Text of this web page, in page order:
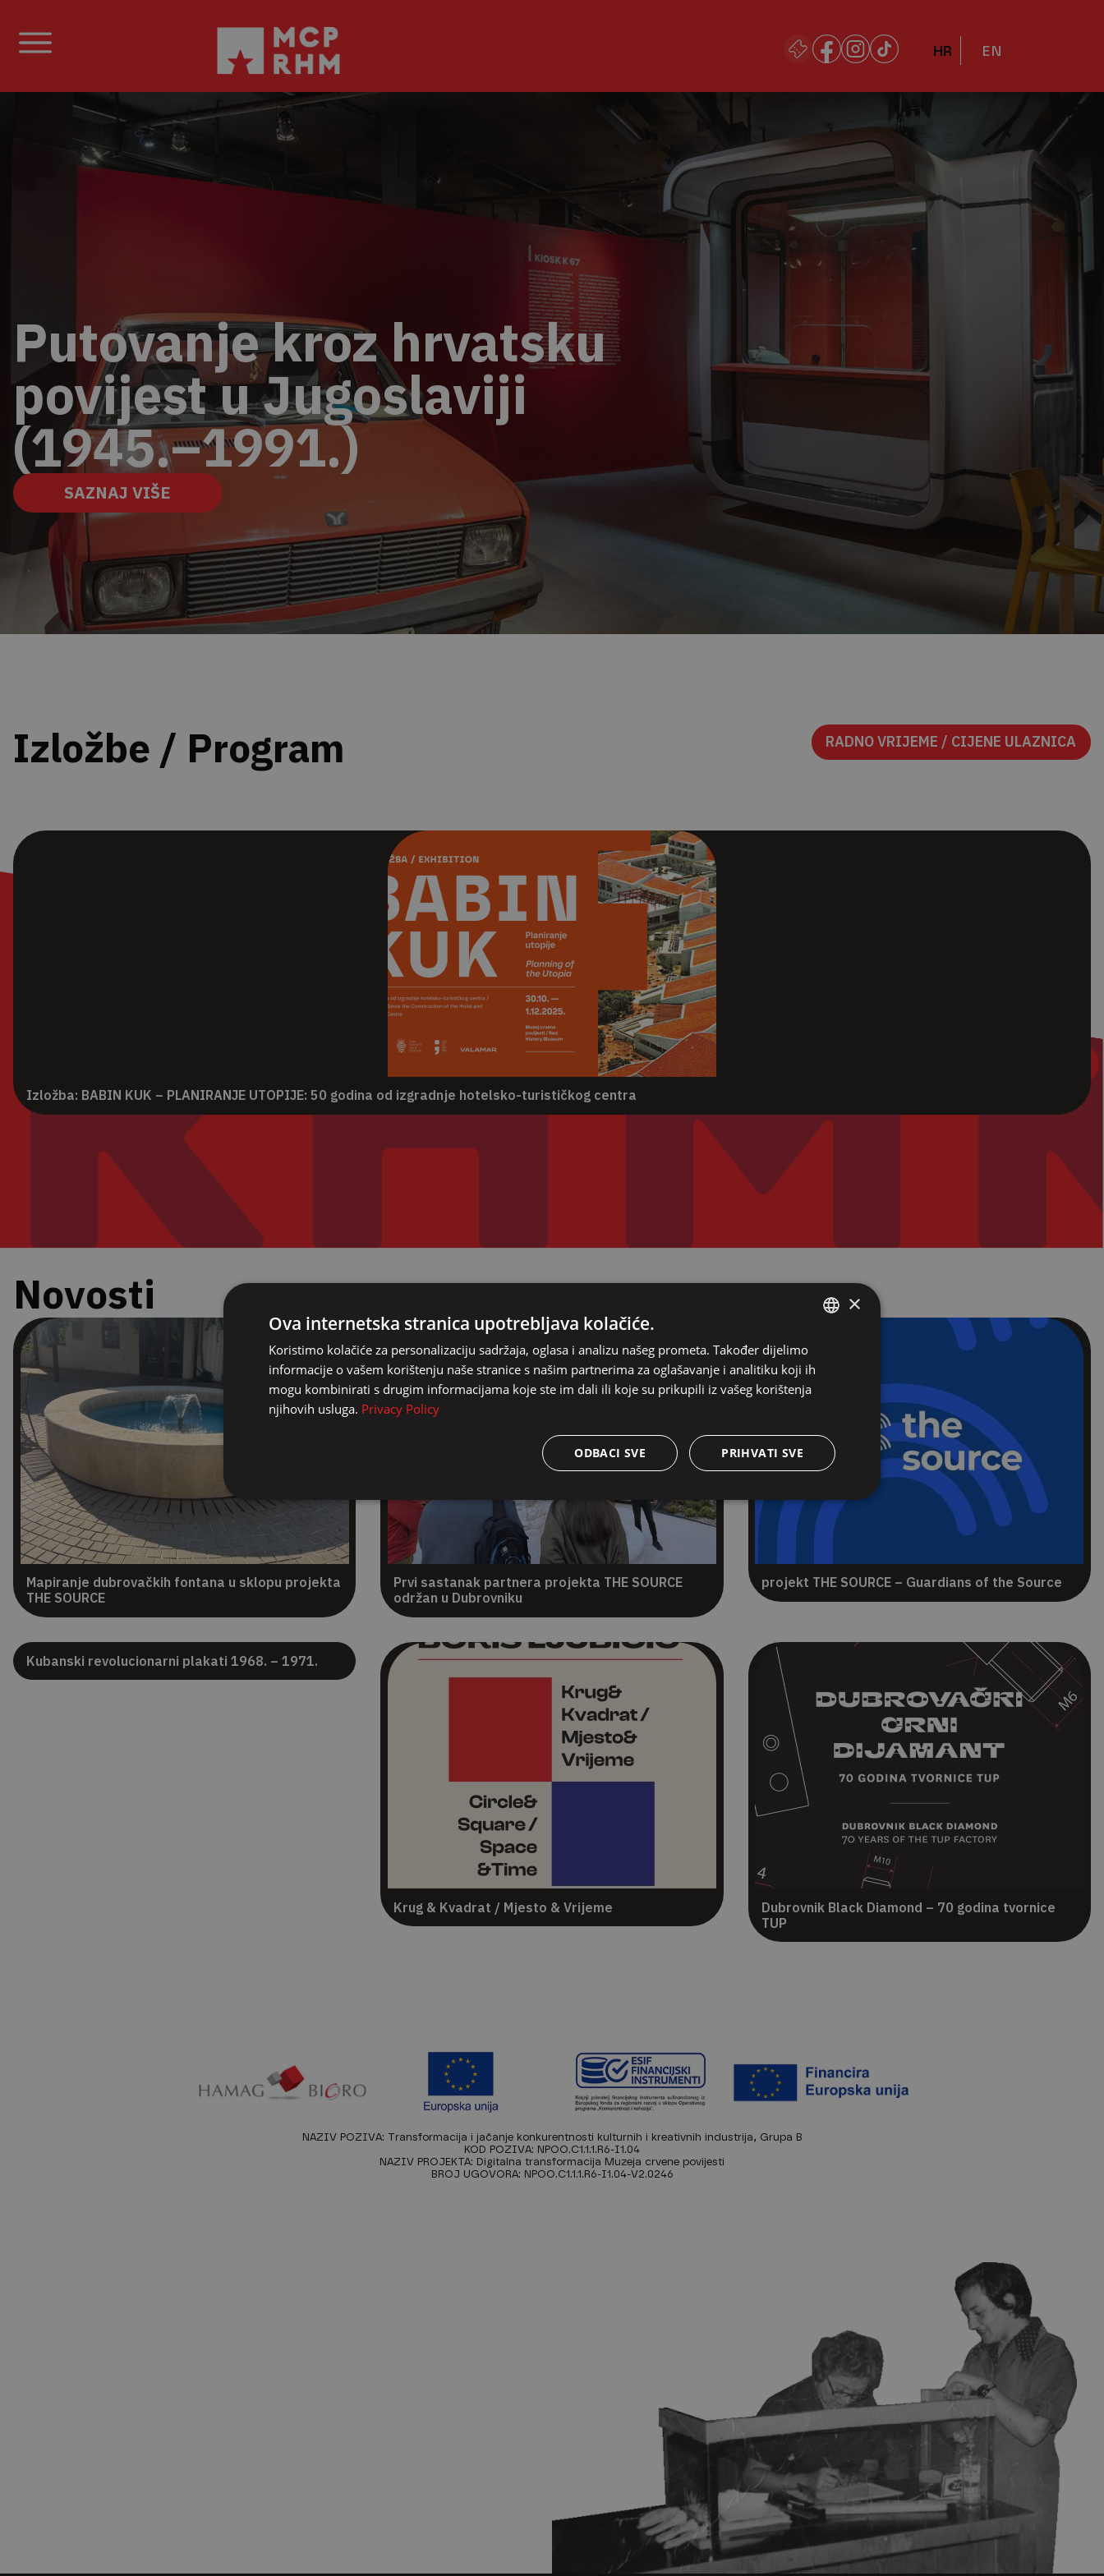
HR EN
Putovanje kroz hrvatsku
povijest ​u Jugoslaviji
(1945.–1991.)
SAZNAJ VIŠE
Izložbe / Program RADNO VRIJEME / CIJENE ULAZNICA
Izložba: BABIN KUK – PLANIRANJE UTOPIJE: 50 godina od izgradnje hotelsko-turističkog centra
Novosti
Mapiranje dubrovačkih fontana u sklopu projekta
THE SOURCE
Prvi sastanak partnera projekta THE SOURCE
održan u Dubrovniku
projekt THE SOURCE – Guardians of the Source
Kubanski revolucionarni plakati 1968. – 1971.
Krug & Kvadrat / Mjesto & Vrijeme
Dubrovnik Black Diamond – 70 godina tvornice
TUP
NAZIV POZIVA: Transformacija i jačanje konkurentnosti kulturnih i kreativnih industrija, Grupa B
KOD POZIVA: NPOO.C1.1.1.R6-I1.04
NAZIV PROJEKTA: Digitalna transformacija Muzeja crvene povijesti
BROJ UGOVORA: NPOO.C1.1.1.R6-I1.04-V2.0246
ENGLISH
CROATIAN
×
Ova internetska stranica upotrebljava kolačiće.
Koristimo kolačiće za personalizaciju sadržaja, oglasa i analizu našeg prometa. Također dijelimo
informacije o vašem korištenju naše stranice s našim partnerima za oglašavanje i analitiku koji ih
mogu kombinirati s drugim informacijama koje ste im dali ili koje su prikupili iz vašeg korištenja
njihovih usluga. Privacy Policy
PRIHVATI SVE
ODBACI SVE